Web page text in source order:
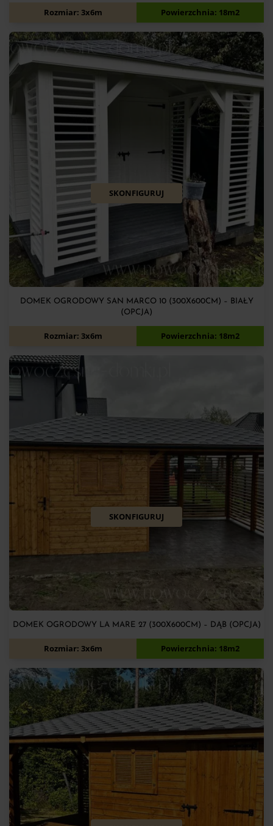
11 700zł
Rozmiar: 3x6m Powierzchnia: 18m2
SKONFIGURUJ
DOMEK OGRODOWY SAN MARCO 10 (300X600CM) – BIAŁY
(OPCJA)
12 500zł
Rozmiar: 3x6m Powierzchnia: 18m2
SKONFIGURUJ
DOMEK OGRODOWY LA MARE 27 (300X600CM) – DĄB (OPCJA)
11 700zł
Rozmiar: 3x6m Powierzchnia: 18m2